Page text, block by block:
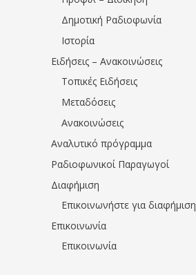
Δημοτική Ραδιοφωνία
Ιστορία
Ειδήσεις – Ανακοινώσεις
Τοπικές Ειδήσεις
Μεταδόσεις
Ανακοινώσεις
Αναλυτικό πρόγραμμα
Ραδιοφωνικοί Παραγωγοί
Διαφήμιση
Επικοινωνήστε για διαφήμιση
Επικοινωνία
Επικοινωνία